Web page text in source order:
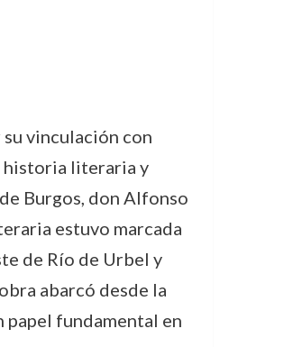
vinculación con
historia literaria y
Burgos, don Alfonso
estuvo marcada
de Río de Urbel y
abarcó desde la
papel fundamental en